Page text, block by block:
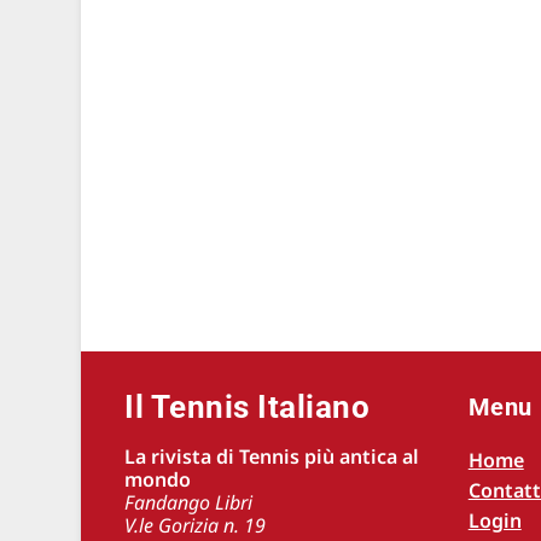
Il Tennis Italiano
La rivista di Tennis più antica al
mondo
Fandango Libri
V.le Gorizia n. 19
Menu
Home
Login